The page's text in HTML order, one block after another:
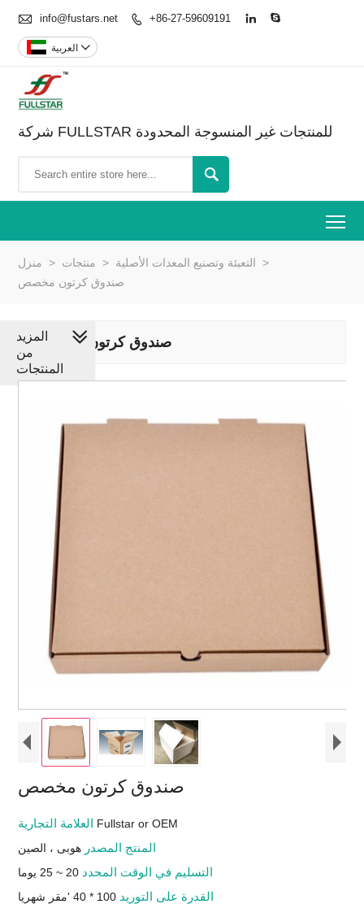
 info@fustars.net  +86-27-59609191  
العربية 
شركة FULLSTAR للمنتجات غير المنسوجة المحدودة

منزل > منتجات > التعبئة وتصنيع المعدات الأصلية
>
صندوق كرتون مخصص
صندوق كرتون مخصص
صندوق كرتون مخصص
Fullstar or OEM
المنتج المصدر هوبى ، الصين
التسليم في الوقت المحدد 20 ~ 25 يوما
القدرة على التوريد 100 * 40 'مقر شهريا
المزيد
من
المنتجات